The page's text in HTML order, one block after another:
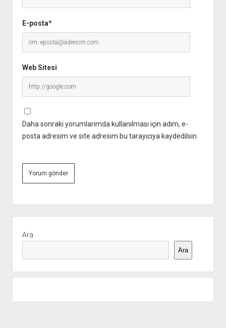
E-posta*
Web Sitesi
Daha sonraki yorumlarımda kullanılması için adım, e-
posta adresim ve site adresim bu tarayıcıya kaydedilsin.
Menü
Ara
Ara